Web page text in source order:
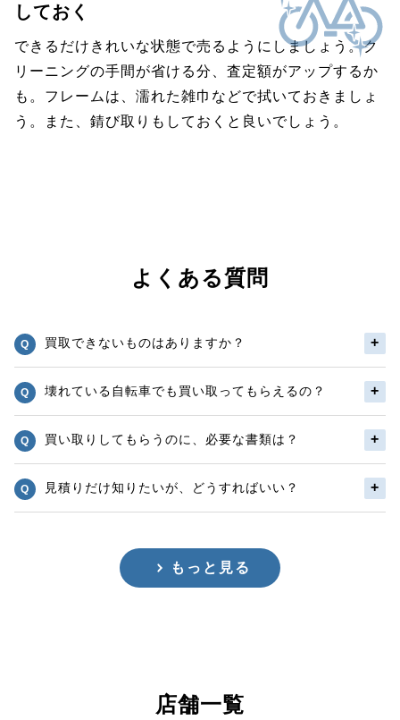
しておく
できるだけきれいな状態で売るようにしましょう。ク
リーニングの手間が省ける分、査定額がアップするか
も。フレームは、濡れた雑巾などで拭いておきましょ
う。また、錆び取りもしておくと良いでしょう。
よくある質問
買取できないものはありますか？
壊れている自転車でも買い取ってもらえるの？
買い取りしてもらうのに、必要な書類は？
見積りだけ知りたいが、どうすればいい？
もっと見る
店舗一覧